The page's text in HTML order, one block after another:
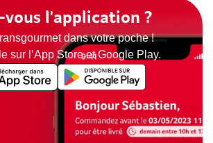
vous l'application ?
dans votre poche !
sur l’App Store et Google Play.